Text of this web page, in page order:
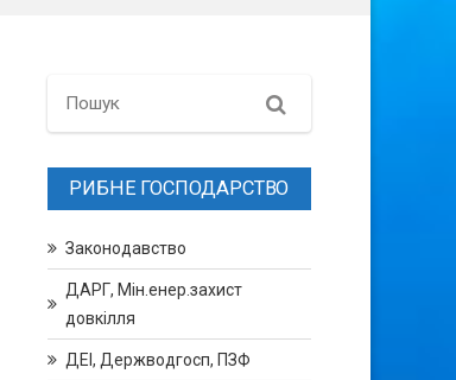
Search
РИБНЕ ГОСПОДАРСТВО
Законодавство
ДАРГ, Мін.енер.захист
довкілля
ДЕІ, Держводгосп, ПЗФ